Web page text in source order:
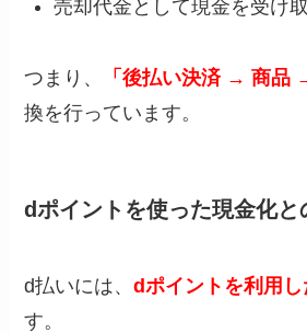
売却代金として現金を受け
つまり、 「後払い決済 → 商品
換を行っています。
dポイントを使った現金化と
d払いには、dポイントを利用
す。